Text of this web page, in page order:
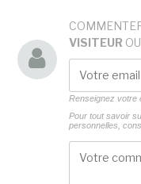
VISITEUR OU
Renseignez votre
Pour tout savoir
personnelles,